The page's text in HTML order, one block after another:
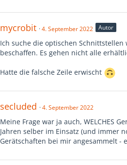
mycrobit 4. September 2022 Autor
Ich suche die optischen Schnittstellen
beschaffen. Es gehen nicht alle
Hatte die falsche Zeile erwischt
secluded 4. September 2022
Meine Frage war ja auch, WELCHES
Jahren selber im Einsatz (und immer
Gerätschaften bei mir angesammelt -